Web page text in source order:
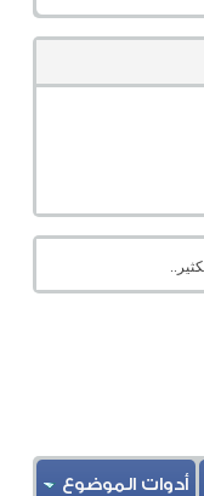
أدوات الموضوع